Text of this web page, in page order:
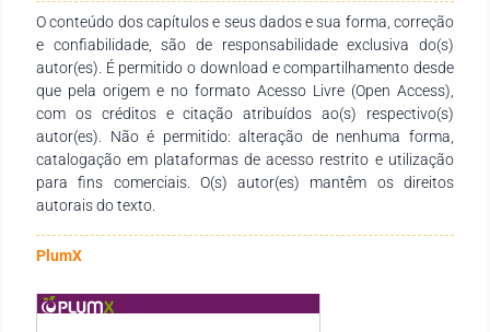
O conteúdo dos capítulos e seus dados e sua forma, correção
e confiabilidade, são de responsabilidade exclusiva do(s)
autor(es). É permitido o download e compartilhamento desde
que pela origem e no formato Acesso Livre (Open Access),
com os créditos e citação atribuídos ao(s) respectivo(s)
autor(es). Não é permitido: alteração de nenhuma forma,
catalogação em plataformas de acesso restrito e utilização
para fins comerciais. O(s) autor(es) mantêm os direitos
autorais do texto.
PlumX